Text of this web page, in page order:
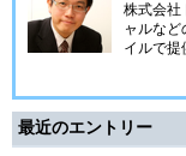
株式会社
ャルな
イルで提
最近のエントリー